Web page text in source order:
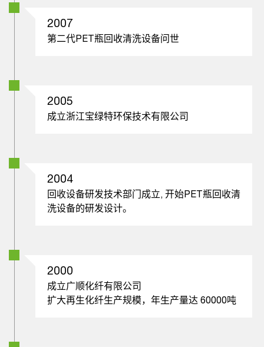
2007
第二代PET瓶回收清洗设备问世
2005
成立浙江宝绿特环保技术有限公司
2004
回收设备研发技术部门成立, 开始PET瓶回收清
洗设备的研发设计。
2000
成立广顺化纤有限公司
扩大再生化纤生产规模，年生产量达 60000吨